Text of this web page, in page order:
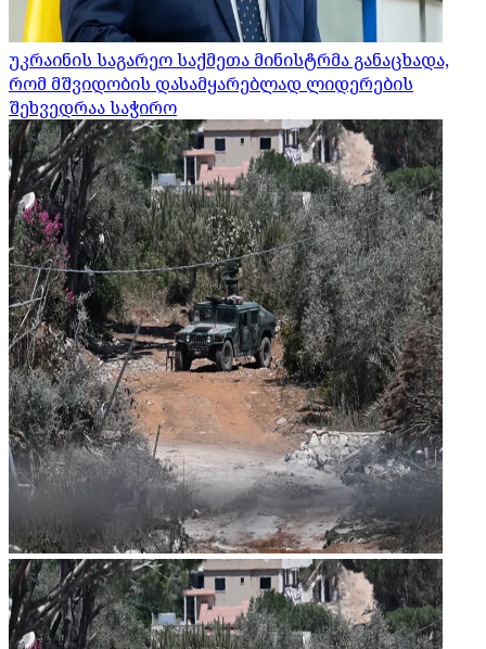
უკრაინის საგარეო საქმეთა მინისტრმა განაცხადა,
რომ მშვიდობის დასამყარებლად ლიდერების
შეხვედრაა საჭირო